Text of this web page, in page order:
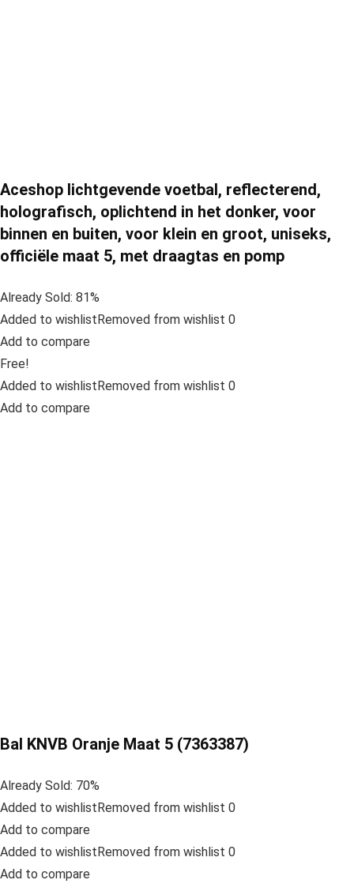
Aceshop lichtgevende voetbal, reflecterend,
holografisch, oplichtend in het donker, voor
binnen en buiten, voor klein en groot, uniseks,
officiële maat 5, met draagtas en pomp
Already Sold: 81%
Added to wishlistRemoved from wishlist 0
Add to compare
Free!
Added to wishlistRemoved from wishlist 0
Add to compare
Bal KNVB Oranje Maat 5 (7363387)
Already Sold: 70%
Added to wishlistRemoved from wishlist 0
Add to compare
Added to wishlistRemoved from wishlist 0
Add to compare